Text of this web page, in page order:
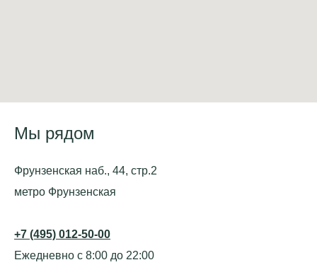
Мы рядом
Фрунзенская наб., 44, стр.2
метро Фрунзенская
+7 (495) 012-50-00
Ежедневно с 8:00 до 22:00